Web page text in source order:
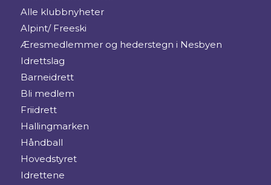
Alle klubbnyheter
Alpint/ Freeski
Æresmedlemmer og hederstegn i Nesbyen
Idrettslag
Barneidrett
Bli medlem
Friidrett
Hallingmarken
Håndball
Hovedstyret
Idrettene